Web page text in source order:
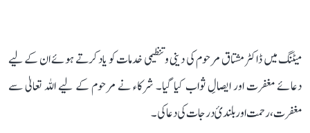
میٹنگ میں ڈاکٹر مشتاق مرحوم کی دینی و تنظیمی خدمات کو یاد کرتے ہوئے ان کے لیے
دعائے مغفرت اور ایصالِ ثواب کیا گیا۔ شرکاء نے مرحوم کے لیے اللہ تعالیٰ سے
مغفرت، رحمت اور بلندیٔ درجات کی دعا کی۔